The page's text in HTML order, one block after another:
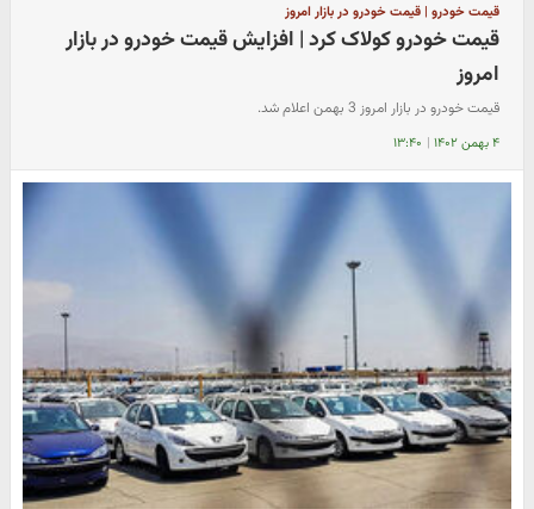
قیمت خودرو | قیمت خودرو در بازار امروز
قیمت خودرو کولاک کرد | افزایش قیمت خودرو در بازار
امروز
قیمت خودرو در بازار امروز 3 بهمن اعلام شد.
۴ بهمن ۱۴۰۲ | ۱۳:۴۰